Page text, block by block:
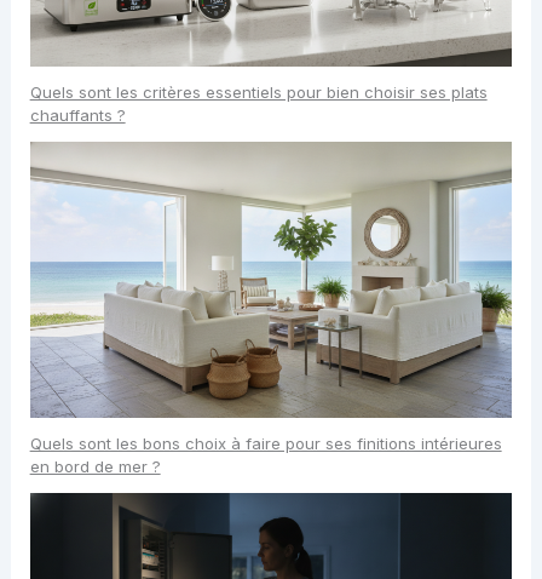
Quels sont les critères essentiels pour bien choisir ses plats
chauffants ?
Quels sont les bons choix à faire pour ses finitions intérieures
en bord de mer ?